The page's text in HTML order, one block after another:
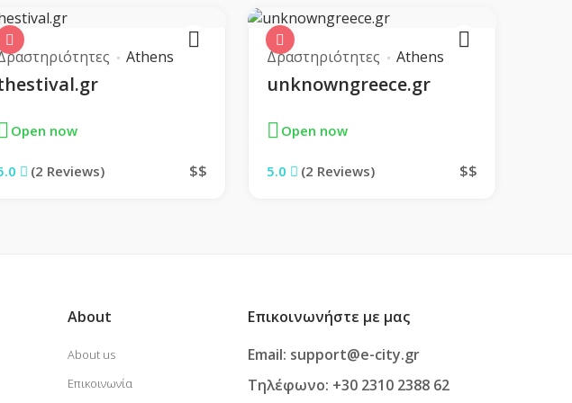
Σάλτσα
0.00 €Athens
Open now
(2 Reviews) $$
Δραστηριότητες Athens
unknowngreece.gr
Open now
5.0 (2 Reviews) $$
About
About us
Επικοινωνία
Επικοινωνήστε με μας
Email: support@e-city.gr
Τηλέφωνο: +30 2310 2388 62